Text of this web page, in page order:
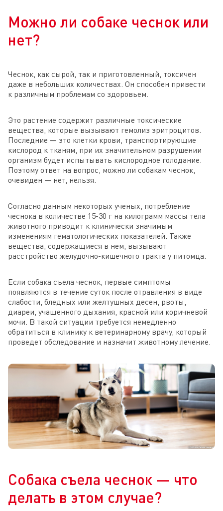
Можно ли собаке чеснок или
нет?
Чеснок, как сырой, так и приготовленный, токсичен
даже в небольших количествах. Он способен привести
к различным проблемам со здоровьем.
Это растение содержит различные токсические
вещества, которые вызывают гемолиз эритроцитов.
Последние — это клетки крови, транспортирующие
кислород к тканям, при их значительном разрушении
организм будет испытывать кислородное голодание.
Поэтому ответ на вопрос, можно ли собакам чеснок,
очевиден — нет, нельзя.
Согласно данным некоторых ученых, потребление
чеснока в количестве 15-30 г на килограмм массы тела
животного приводит к клинически значимым
изменениям гематологических показателей. Также
вещества, содержащиеся в нем, вызывают
расстройство желудочно-кишечного тракта у питомца.
Если собака съела чеснок, первые симптомы
появляются в течение суток после отравления в виде
слабости, бледных или желтушных десен, рвоты,
диареи, учащенного дыхания, красной или коричневой
мочи. В такой ситуации требуется немедленно
обратиться в клинику к ветеринарному врачу, который
проведет обследование и назначит животному лечение.
Собака съела чеснок — что
делать в этом случае?